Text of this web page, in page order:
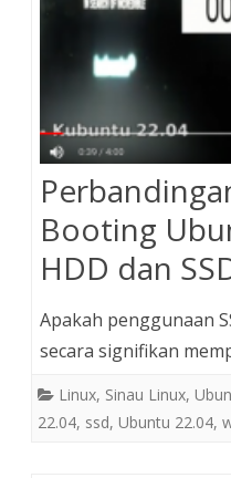
Booting
HDD dan
Apakah penggunaan
secara signifikan
Linux, Sinau Linux,
22.04, ssd, Ubuntu 22.04,